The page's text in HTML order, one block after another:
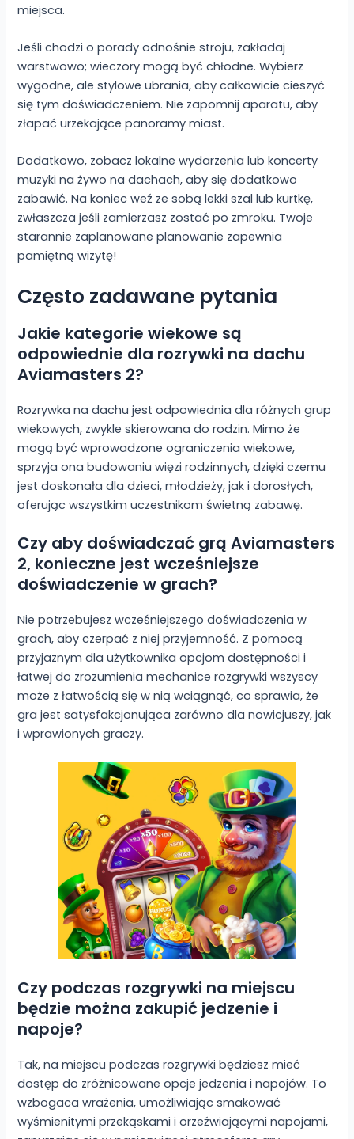
miejsca.
Jeśli chodzi o porady odnośnie stroju, zakładaj
warstwowo; wieczory mogą być chłodne. Wybierz
wygodne, ale stylowe ubrania, aby całkowicie cieszyć
się tym doświadczeniem. Nie zapomnij aparatu, aby
złapać urzekające panoramy miast.
Dodatkowo, zobacz lokalne wydarzenia lub koncerty
muzyki na żywo na dachach, aby się dodatkowo
zabawić. Na koniec weź ze sobą lekki szal lub kurtkę,
zwłaszcza jeśli zamierzasz zostać po zmroku. Twoje
starannie zaplanowane planowanie zapewnia
pamiętną wizytę!
Często zadawane pytania
Jakie kategorie wiekowe są
odpowiednie dla rozrywki na dachu
Aviamasters 2?
Rozrywka na dachu jest odpowiednia dla różnych grup
wiekowych, zwykle skierowana do rodzin. Mimo że
mogą być wprowadzone ograniczenia wiekowe,
sprzyja ona budowaniu więzi rodzinnych, dzięki czemu
jest doskonała dla dzieci, młodzieży, jak i dorosłych,
oferując wszystkim uczestnikom świetną zabawę.
Czy aby doświadczać grą Aviamasters
2, konieczne jest wcześniejsze
doświadczenie w grach?
Nie potrzebujesz wcześniejszego doświadczenia w
grach, aby czerpać z niej przyjemność. Z pomocą
przyjaznym dla użytkownika opcjom dostępności i
łatwej do zrozumienia mechanice rozgrywki wszyscy
może z łatwością się w nią wciągnąć, co sprawia, że
gra jest satysfakcjonująca zarówno dla nowicjuszy, jak
i wprawionych graczy.
Czy podczas rozgrywki na miejscu
będzie można zakupić jedzenie i
napoje?
Tak, na miejscu podczas rozgrywki będziesz mieć
dostęp do zróżnicowane opcje jedzenia i napojów. To
wzbogaca wrażenia, umożliwiając smakować
wyśmienitymi przekąskami i orzeźwiającymi napojami,